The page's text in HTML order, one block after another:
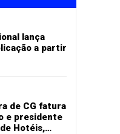
lança
a partir
de CG fatura
e presidente
Hotéis,